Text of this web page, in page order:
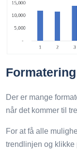
Der er mange
når det kommer til
For at få alle
trendlinjen og klikke